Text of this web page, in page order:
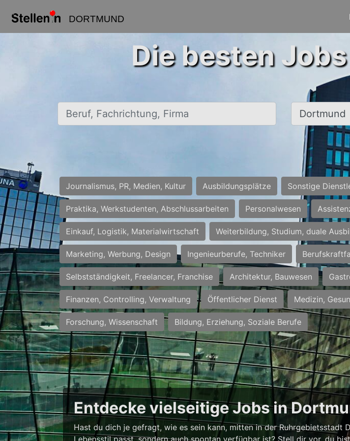
DORTMUND
Die besten
Beruf, Fachrichtung, Firma Ort, Stadt
Journalismus, PR, Medien, Kultur Ausbildungsplätze Sonstige
Praktika, Werkstudenten, Abschlussarbeiten Personalwesen
Einkauf, Logistik, Materialwirtschaft Weiterbildung, Studium, duale
Marketing, Werbung, Design Ingenieurberufe, Techniker
Selbstständigkeit, Freelancer, Franchise Architektur, Bauwesen
Finanzen, Controlling, Verwaltung Öffentlicher Dienst Medizin,
Forschung, Wissenschaft Bildung, Erziehung, Soziale Berufe
Entdecke vielseitige Jobs in
Hast du dich je gefragt, wie es sein kann, mitten in der Ruhrgebietsstadt